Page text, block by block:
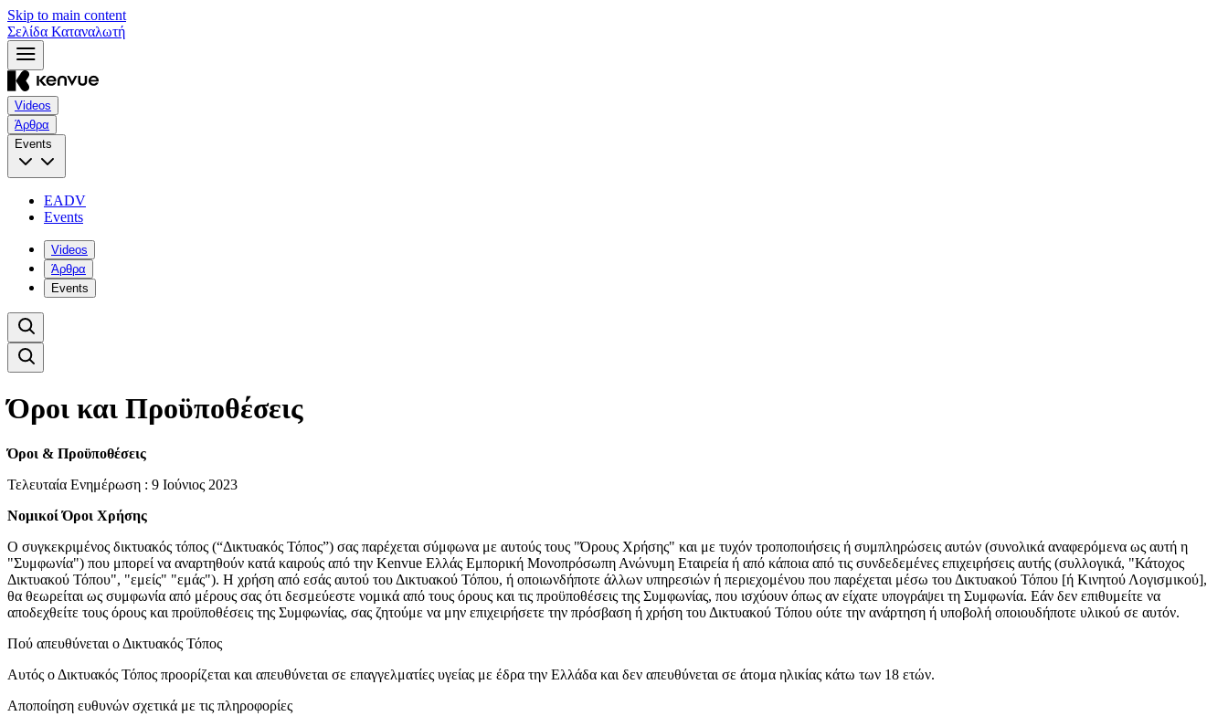
Skip to main content
Σελίδα Καταναλωτή
Videos
Άρθρα
Events
EADV
Events
Videos
Άρθρα
Events
Όροι και Προϋποθέσεις
Όροι & Προϋποθέσεις
Τελευταία Ενημέρωση : 9 Ιούνιος 2023
Νομικοί Όροι Χρήσης
Ο συγκεκριμένος δικτυακός τόπος (“Δικτυακός Τόπος”) σας παρέχεται σύμφωνα με αυτούς τους "Όρους Χρήσης" και με τυχόν τροποποιήσεις ή συμπληρώσεις αυτών (συνολικά αναφερόμενα ως αυτή η
"Συμφωνία") που μπορεί να αναρτηθούν κατά καιρούς από την Kenvue Ελλάς Εμπορική Μονοπρόσωπη Ανώνυμη Εταιρεία ή από κάποια από τις συνδεδεμένες επιχειρήσεις αυτής (συλλογικά, "Κάτοχος
Δικτυακού Τόπου", "εμείς" "εμάς"). Η χρήση από εσάς αυτού του Δικτυακού Τόπου, ή οποιωνδήποτε άλλων υπηρεσιών ή περιεχομένου που παρέχεται μέσω του Δικτυακού Τόπου [ή Κινητού Λογισμικού],
θα θεωρείται ως συμφωνία από μέρους σας ότι δεσμεύεστε νομικά από τους όρους και τις προϋποθέσεις της Συμφωνίας, που ισχύουν όπως αν είχατε υπογράψει τη Συμφωνία. Εάν δεν επιθυμείτε να
αποδεχθείτε τους όρους και προϋποθέσεις της Συμφωνίας, σας ζητούμε να μην επιχειρήσετε την πρόσβαση ή χρήση του Δικτυακού Τόπου ούτε την ανάρτηση ή υποβολή οποιουδήποτε υλικού σε αυτόν.
Πού απευθύνεται ο Δικτυακός Τόπος
Αυτός ο Δικτυακός Τόπος προορίζεται και απευθύνεται σε επαγγελματίες υγείας με έδρα την Ελλάδα και δεν απευθύνεται σε άτομα ηλικίας κάτω των 18 ετών.
Αποποίηση ευθυνών σχετικά με τις πληροφορίες